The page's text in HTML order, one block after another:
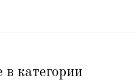
категории